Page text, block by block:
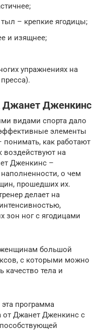
– крепкие ягодицы;
и изящнее;
упражнениях на
Джанет Дженкинс
видами спорта дало
элементы
как работают
воздействуют на
Дженкинс –
о чем
прошедших их.
делает на
зон ног с ягодицами
большой
с которыми можно
качество тела и
программа
от Джанет Дженкинс с